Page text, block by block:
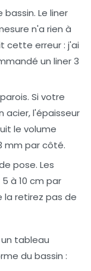
bassin. Le liner
n'a rien à
cette erreur : j'ai
un liner 3
Si votre
acier, l'épaisseur
le volume
mm par côté.
pose. Les
à 10 cm par
la retirez pas de
un tableau
du bassin :